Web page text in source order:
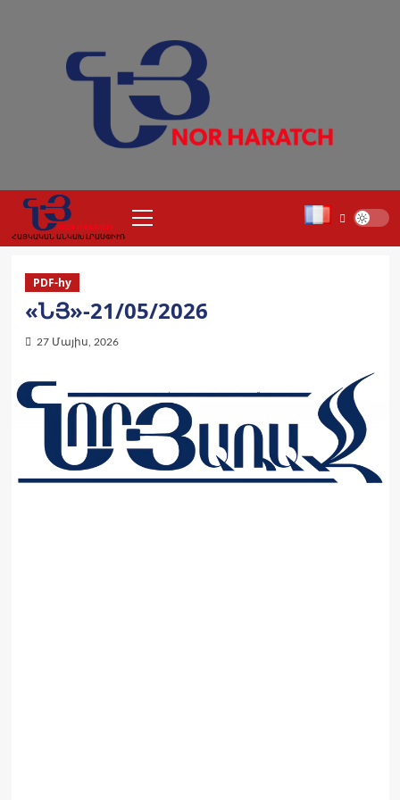
ՀԱՅԿԱԿԱՆ ԱՆԿԱԽ ԼՐԱՍՓԻՒՌ
Menu
PDF-hy
«ՆՅ»-21/05/2026
27 Մայիս, 2026